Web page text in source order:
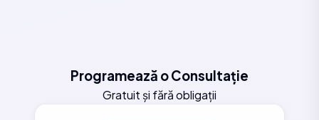
Programează o Consultație
Gratuit și fără obligații